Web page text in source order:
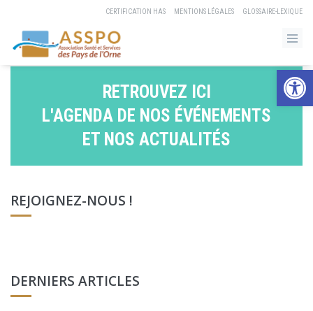
Ouvrir la
CERTIFICATION HAS MENTIONS LÉGALES GLOSSAIRE-LEXIQUE
RETROUVEZ ICI
L'AGENDA DE NOS ÉVÉNEMENTS
ET NOS ACTUALITÉS
REJOIGNEZ-NOUS !
DERNIERS ARTICLES